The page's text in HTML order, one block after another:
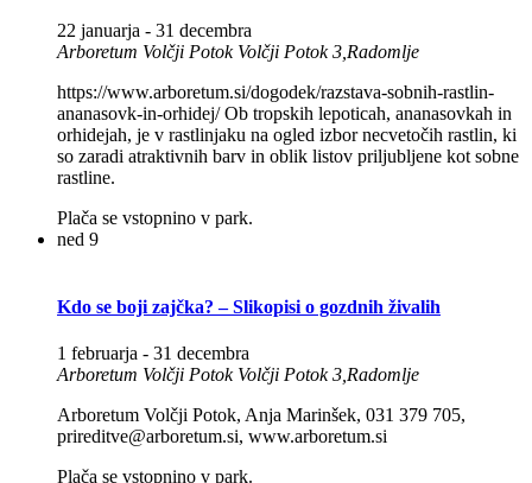
22 januarja - 31 decembra
Arboretum Volčji Potok Volčji Potok 3,Radomlje
https://www.arboretum.si/dogodek/razstava-sobnih-rastlin-
ananasovk-in-orhidej/ Ob tropskih lepoticah, ananasovkah in
orhidejah, je v rastlinjaku na ogled izbor necvetočih rastlin, ki
so zaradi atraktivnih barv in oblik listov priljubljene kot sobne
rastline.
Plača se vstopnino v park.
ned 9
Kdo se boji zajčka? – Slikopisi o gozdnih živalih
1 februarja - 31 decembra
Arboretum Volčji Potok Volčji Potok 3,Radomlje
Arboretum Volčji Potok, Anja Marinšek, 031 379 705,
prireditve@arboretum.si, www.arboretum.si
Plača se vstopnino v park.